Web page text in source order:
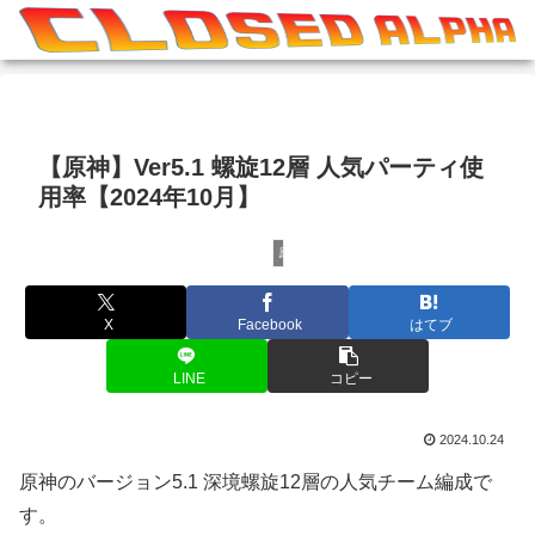
【原神】Ver5.1 螺旋12層 人気パーティ使
用率【2024年10月】
原神
X Facebook はてブ
LINE コピー
2024.10.24
原神のバージョン5.1 深境螺旋12層の人気チーム編成で
す。